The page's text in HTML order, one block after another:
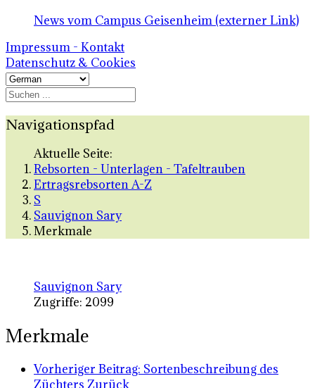
News vom Campus Geisenheim (externer Link)
Impressum - Kontakt
Datenschutz & Cookies
Navigationspfad
Aktuelle Seite:
Rebsorten - Unterlagen - Tafeltrauben
Ertragsrebsorten A-Z
S
Sauvignon Sary
Merkmale
Sauvignon Sary
Zugriffe: 2099
Merkmale
Vorheriger Beitrag: Sortenbeschreibung des
Züchters Zurück